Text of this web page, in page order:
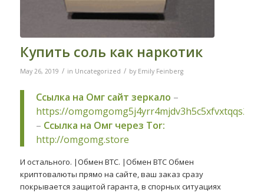
Купить соль как наркотик
May 26, 2019 / in Uncategorized / by Emily Feinberg
Ссылка на Омг сайт зеркало –
https://
– Ссылка на Омг через Tor:
http://omgomg.store
И остального. |Обмен BTC. |Обмен BTC Обмен
криптовалюты прямо на сайте, ваш заказ сразу
покрывается защитой гаранта, в спорных ситуациях